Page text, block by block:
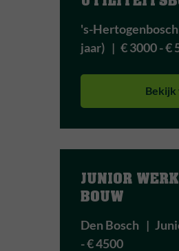
's-Hertogenbosch
jaar)
€ 3000 - €
Bekijk
JUNIOR
BOUW
Den Bosch
- € 4500